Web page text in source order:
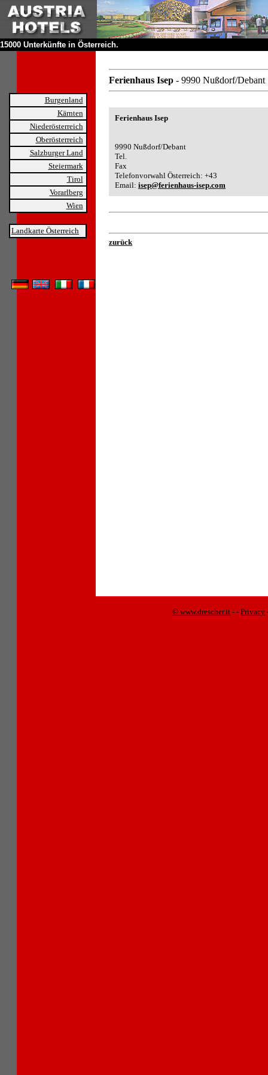
15000 Unterkünfte in Österreich.
Burgenland
Kärnten
Niederösterreich
Oberösterreich
Salzburger Land
Steiermark
Tirol
Vorarlberg
Wien
Landkarte Österreich
Ferienhaus Isep - 9990 Nußdorf/Debant
Ferienhaus Isep
9990 Nußdorf/Debant
Tel.
Fax
Telefonvorwahl Österreich: +43
Email: isep@ferienhaus-isep.com
zurück
© www.drescher.it - - Privacy